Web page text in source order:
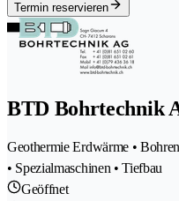
Termin reservieren
BTD Bohrtechnik
Geothermie Erdwärme •
• Spezialmaschinen • Tiefbau
Geöffnet